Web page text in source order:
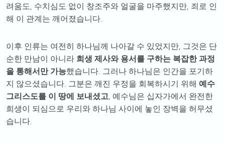
려움도, 수치심도 없이 창조주와 얼굴을 마주했지만, 죄로 인
해 이 관계는 깨어졌습니다.
이후 인류는 여전히 하나님께 나아갈 수 있었지만, 그것은 단
순한 만남이 아니라 희생 제사와 용서를 구하는 복잡한 과정
을 통해서만 가능했습니다. 그러나 하나님은 인간을 포기하
지 않으셨습니다. 그분은 깨진 우정을 회복하시기 위해 예수
그리스도를 이 땅에 보내셨고, 예수님은 십자가에서 완전한
희생이 되심으로 우리와 하나님 사이에 놓인 장벽을 허무셨
습니다.